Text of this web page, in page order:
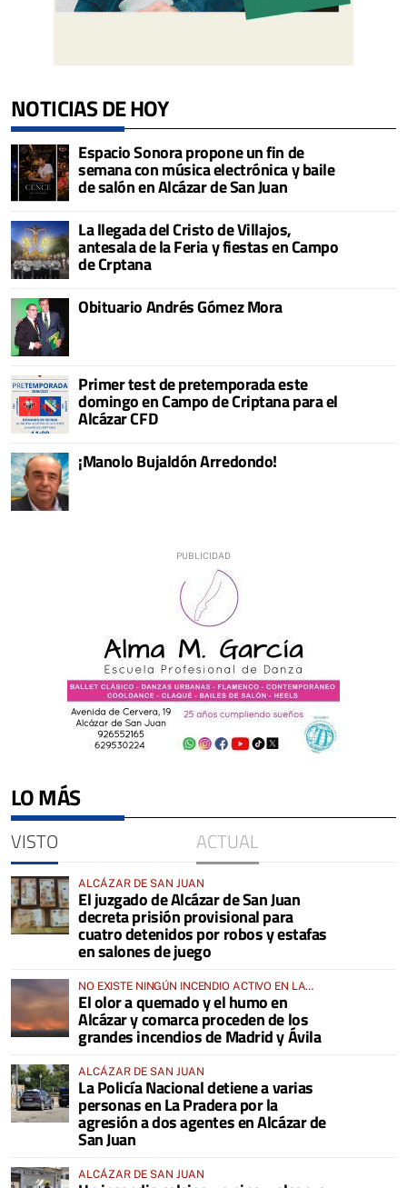
NOTICIAS DE HOY
Espacio Sonora propone un fin de
semana con música electrónica y baile
de salón en Alcázar de San Juan
La llegada del Cristo de Villajos,
antesala de la Feria y fiestas en Campo
de Crptana
Obituario Andrés Gómez Mora
Primer test de pretemporada este
domingo en Campo de Criptana para el
Alcázar CFD
¡Manolo Bujaldón Arredondo!
LO MÁS
VISTO ACTUAL
ALCÁZAR DE SAN JUAN
El juzgado de Alcázar de San Juan
decreta prisión provisional para
cuatro detenidos por robos y estafas
en salones de juego
NO EXISTE NINGÚN INCENDIO ACTIVO EN LA
COMARCA
El olor a quemado y el humo en
Alcázar y comarca proceden de los
grandes incendios de Madrid y Ávila
ALCÁZAR DE SAN JUAN
La Policía Nacional detiene a varias
personas en La Pradera por la
agresión a dos agentes en Alcázar de
San Juan
ALCÁZAR DE SAN JUAN